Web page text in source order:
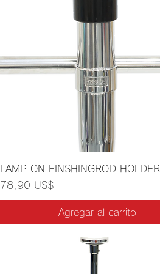
ON FINSHINGROD HOLDER
US$
Agregar al carrito